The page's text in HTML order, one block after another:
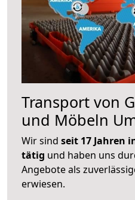
Transport von
und Möbeln
Wir sind seit 17 Jahren
tätig und haben uns
Angebote als
erwiesen.